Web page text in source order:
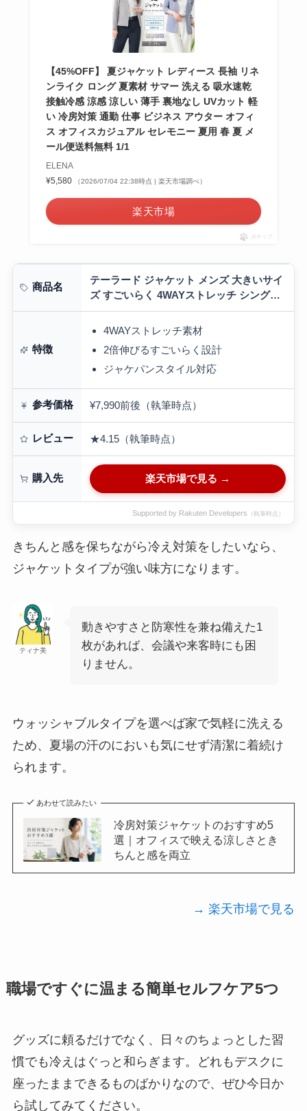
【45%OFF】 夏ジャケット レディース 長袖 リネ
ンライク ロング 夏素材 サマー 洗える 吸水速乾
接触冷感 涼感 涼しい 薄手 裏地なし UVカット 軽
い 冷房対策 通勤 仕事 ビジネス アウター オフィ
ス オフィスカジュアル セレモニー 夏用 春 夏 メ
ール便送料無料 1/1
ELENA
¥5,580
（2026/07/04 22:38時点 | 楽天市場調べ）
楽天市場
ポチップ
商品名
テーラード ジャケット メンズ 大きいサイ
ズ すごいらく 4WAYストレッチ シングル
2ツ釦 ビジカジ アクティブスーツ セット
アップ可能 ブラック ネイビー…
特徴
4WAYストレッチ素材
2倍伸びるすごいらく設計
ジャケパンスタイル対応
参考価格 ¥7,990前後（執筆時点）
レビュー ★4.15（執筆時点）
購入先 楽天市場で見る →
Supported by Rakuten Developers （執筆時点）
きちんと感を保ちながら冷え対策をしたいなら、
ジャケットタイプが強い味方になります。
ティナ美
動きやすさと防寒性を兼ね備えた1
枚があれば、会議や来客時にも困
りません。
ウォッシャブルタイプを選べば家で気軽に洗える
ため、夏場の汗のにおいも気にせず清潔に着続け
られます。
あわせて読みたい
冷房対策ジャケットのおすすめ5
選｜オフィスで映える涼しさとき
ちんと感を両立
→ 楽天市場で見る
職場ですぐに温まる簡単セルフケア5つ
グッズに頼るだけでなく、日々のちょっとした習
慣でも冷えはぐっと和らぎます。どれもデスクに
座ったままできるものばかりなので、ぜひ今日か
ら試してみてください。